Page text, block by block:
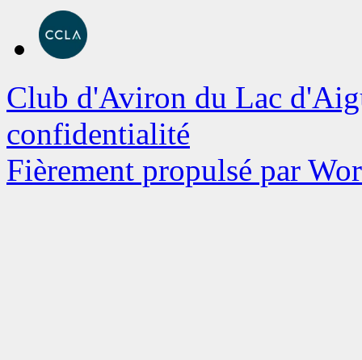
Club d'Aviron du Lac
confidentialité
Fièrement propulsé par